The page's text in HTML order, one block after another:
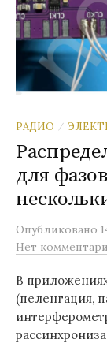
РАДИО /
для
Опубликовано
Нет
В
(пеленгация,